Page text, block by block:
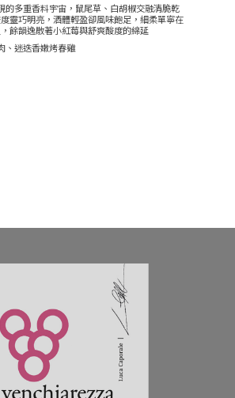
的多重香料宇宙，鼠尾草、白胡椒交融清脆乾
靈巧明亮，酒體輕盈卻風味飽足，細柔單寧在
餘韻逸散著小紅莓與舒爽酸度的綿延
、迷迭香嫩烤春雞